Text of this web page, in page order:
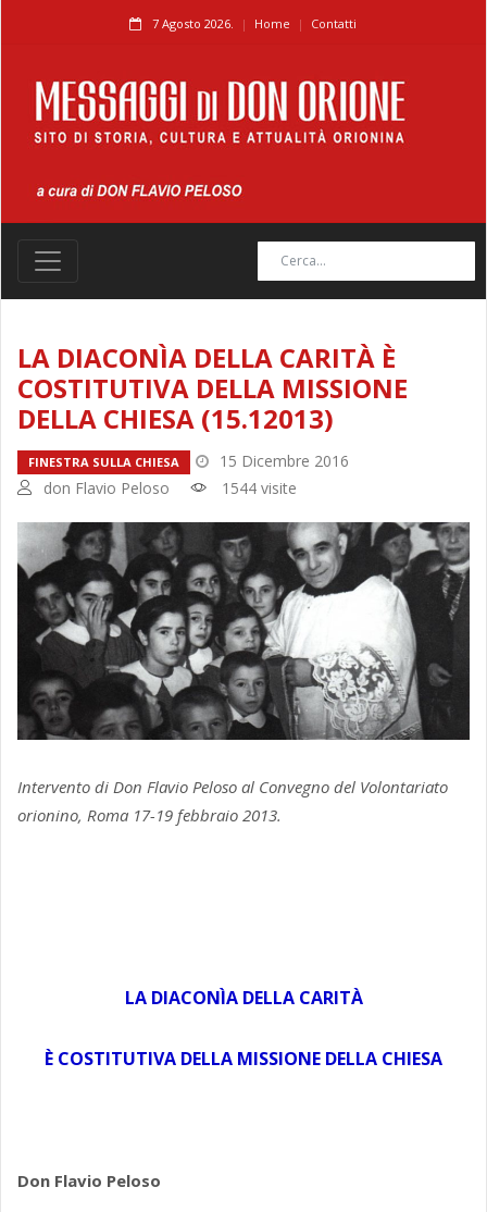
7 Agosto 2026. Home Contatti
LA DIACONÌA DELLA CARITÀ È
COSTITUTIVA DELLA MISSIONE
DELLA CHIESA (15.12013)
FINESTRA SULLA CHIESA
15 Dicembre 2016
don Flavio Peloso
1544 visite
Intervento di Don Flavio Peloso al Convegno del Volontariato
orionino, Roma 17-19 febbraio 2013.
LA DIACONÌA DELLA CARITÀ
È COSTITUTIVA DELLA MISSIONE DELLA CHIESA
Don Flavio Peloso